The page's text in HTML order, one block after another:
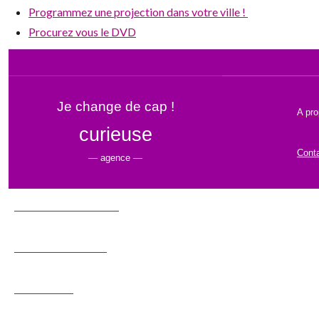
Programmez une projection dans votre ville !
Procurez vous le DVD
Je change de cap !
curieuse
— agence —
A